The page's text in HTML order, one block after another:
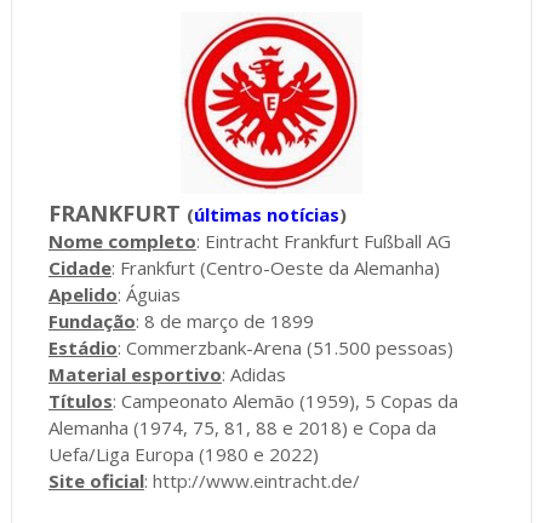
FRANKFURT (últimas notícias)
Nome completo: Eintracht Frankfurt Fußball AG
Cidade: Frankfurt (Centro-Oeste da Alemanha)
Apelido: Águias
Fundação: 8 de março de 1899
Estádio: Commerzbank-Arena (51.500 pessoas)
Material esportivo: Adidas
Títulos: Campeonato Alemão (1959), 5 Copas da
Alemanha (1974, 75, 81, 88 e 2018) e Copa da
Uefa/Liga Europa (1980 e 2022)
Site oficial: http://www.eintracht.de/